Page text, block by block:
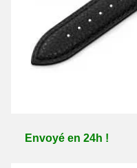
Envoyé en 24h !